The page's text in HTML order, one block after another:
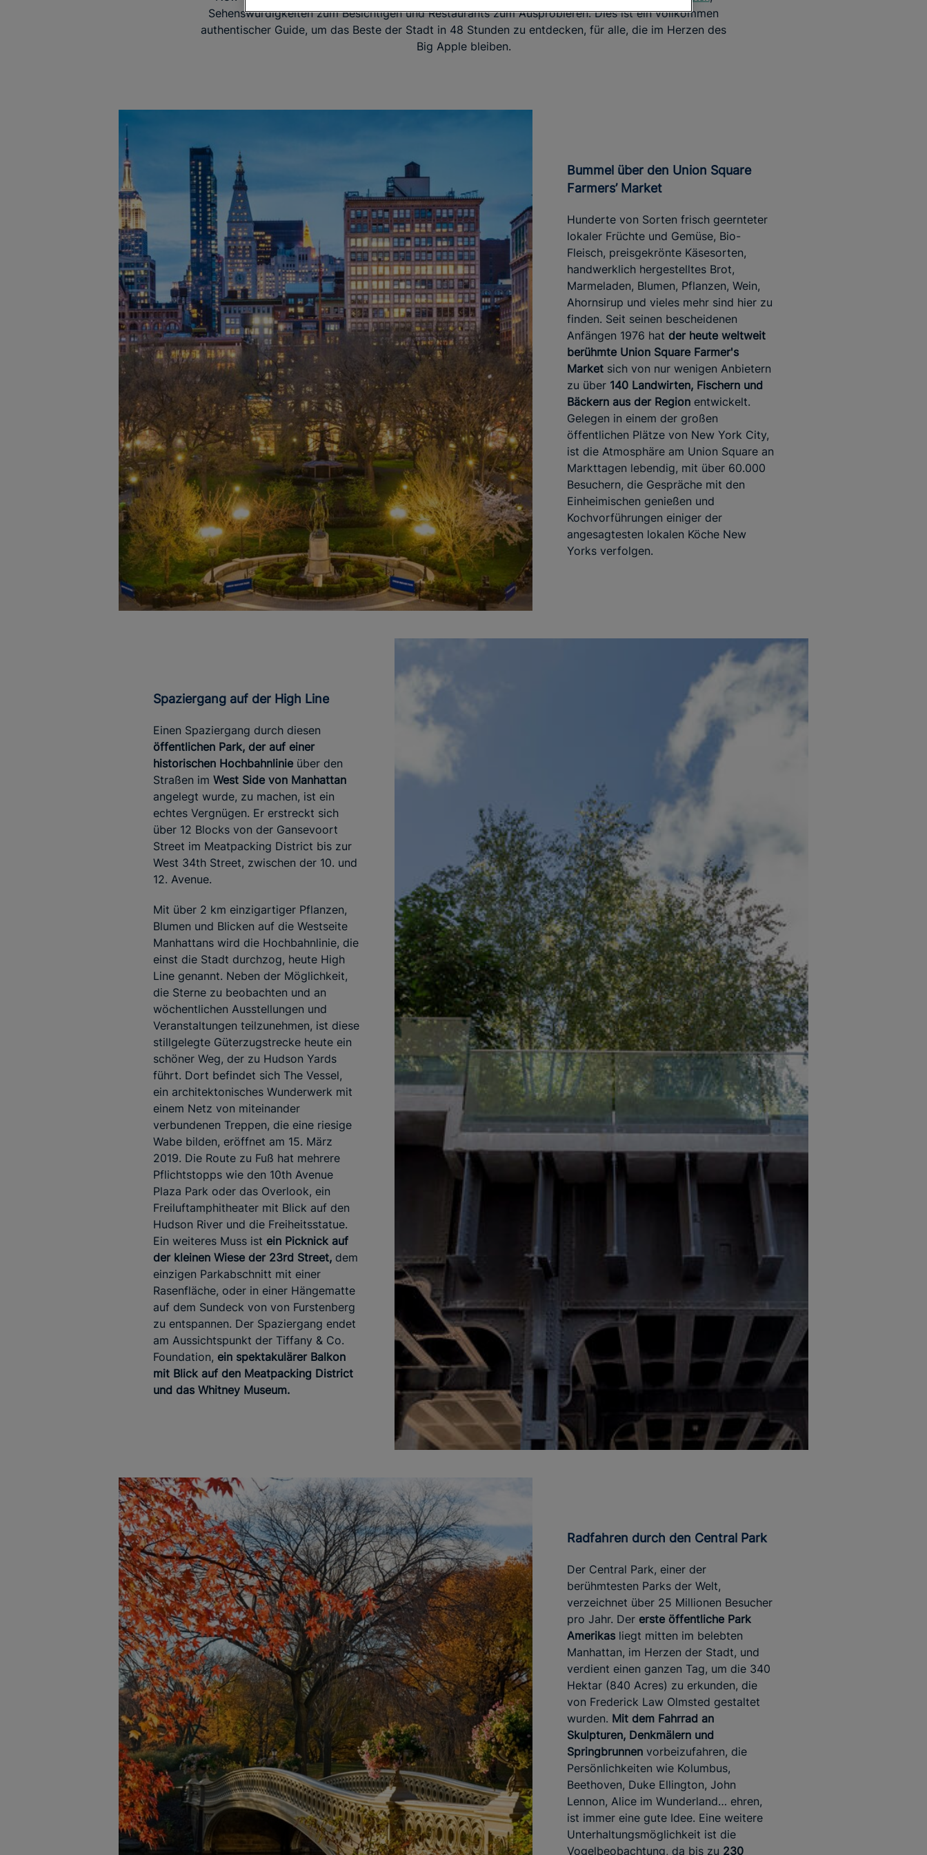
Sehenswürdigkeiten zum Besichtigen und Restaurants zum Ausprobieren. Dies ist ein vollkommen
authentischer Guide, um das Beste der Stadt in 48 Stunden zu entdecken, für alle, die im Herzen des
Big Apple bleiben.
Bummel über den Union Square
Farmers’ Market
Hunderte von Sorten frisch geernteter
lokaler Früchte und Gemüse, Bio-
Fleisch, preisgekrönte Käsesorten,
handwerklich hergestelltes Brot,
Marmeladen, Blumen, Pflanzen, Wein,
Ahornsirup und vieles mehr sind hier zu
finden. Seit seinen bescheidenen
Anfängen 1976 hat der heute weltweit
berühmte Union Square Farmer's
Market sich von nur wenigen Anbietern
zu über 140 Landwirten, Fischern und
Bäckern aus der Region entwickelt.
Gelegen in einem der großen
öffentlichen Plätze von New York City,
ist die Atmosphäre am Union Square an
Markttagen lebendig, mit über 60.000
Besuchern, die Gespräche mit den
Einheimischen genießen und
Kochvorführungen einiger der
angesagtesten lokalen Köche New
Yorks verfolgen.
Spaziergang auf der High Line
Einen Spaziergang durch diesen
öffentlichen Park, der auf einer
historischen Hochbahnlinie über den
Straßen im West Side von Manhattan
angelegt wurde, zu machen, ist ein
echtes Vergnügen. Er erstreckt sich
über 12 Blocks von der Gansevoort
Street im Meatpacking District bis zur
West 34th Street, zwischen der 10. und
12. Avenue.
Mit über 2 km einzigartiger Pflanzen,
Blumen und Blicken auf die Westseite
Manhattans wird die Hochbahnlinie, die
einst die Stadt durchzog, heute High
Line genannt. Neben der Möglichkeit,
die Sterne zu beobachten und an
wöchentlichen Ausstellungen und
Veranstaltungen teilzunehmen, ist diese
stillgelegte Güterzugstrecke heute ein
schöner Weg, der zu Hudson Yards
führt. Dort befindet sich The Vessel,
ein architektonisches Wunderwerk mit
einem Netz von miteinander
verbundenen Treppen, die eine riesige
Wabe bilden, eröffnet am 15. März
2019. Die Route zu Fuß hat mehrere
Pflichtstopps wie den 10th Avenue
Plaza Park oder das Overlook, ein
Freiluftamphitheater mit Blick auf den
Hudson River und die Freiheitsstatue.
Ein weiteres Muss ist ein Picknick auf
der kleinen Wiese der 23rd Street, dem
einzigen Parkabschnitt mit einer
Rasenfläche, oder in einer Hängematte
auf dem Sundeck von von Furstenberg
zu entspannen. Der Spaziergang endet
am Aussichtspunkt der Tiffany & Co.
Foundation, ein spektakulärer Balkon
mit Blick auf den Meatpacking District
und das Whitney Museum.
Radfahren durch den Central Park
Der Central Park, einer der
berühmtesten Parks der Welt,
verzeichnet über 25 Millionen Besucher
pro Jahr. Der erste öffentliche Park
Amerikas liegt mitten im belebten
Manhattan, im Herzen der Stadt, und
verdient einen ganzen Tag, um die 340
Hektar (840 Acres) zu erkunden, die
von Frederick Law Olmsted gestaltet
wurden. Mit dem Fahrrad an
Skulpturen, Denkmälern und
Springbrunnen vorbeizufahren, die
Persönlichkeiten wie Kolumbus,
Beethoven, Duke Ellington, John
Lennon, Alice im Wunderland… ehren,
ist immer eine gute Idee. Eine weitere
Unterhaltungsmöglichkeit ist die
Vogelbeobachtung, da bis zu 230